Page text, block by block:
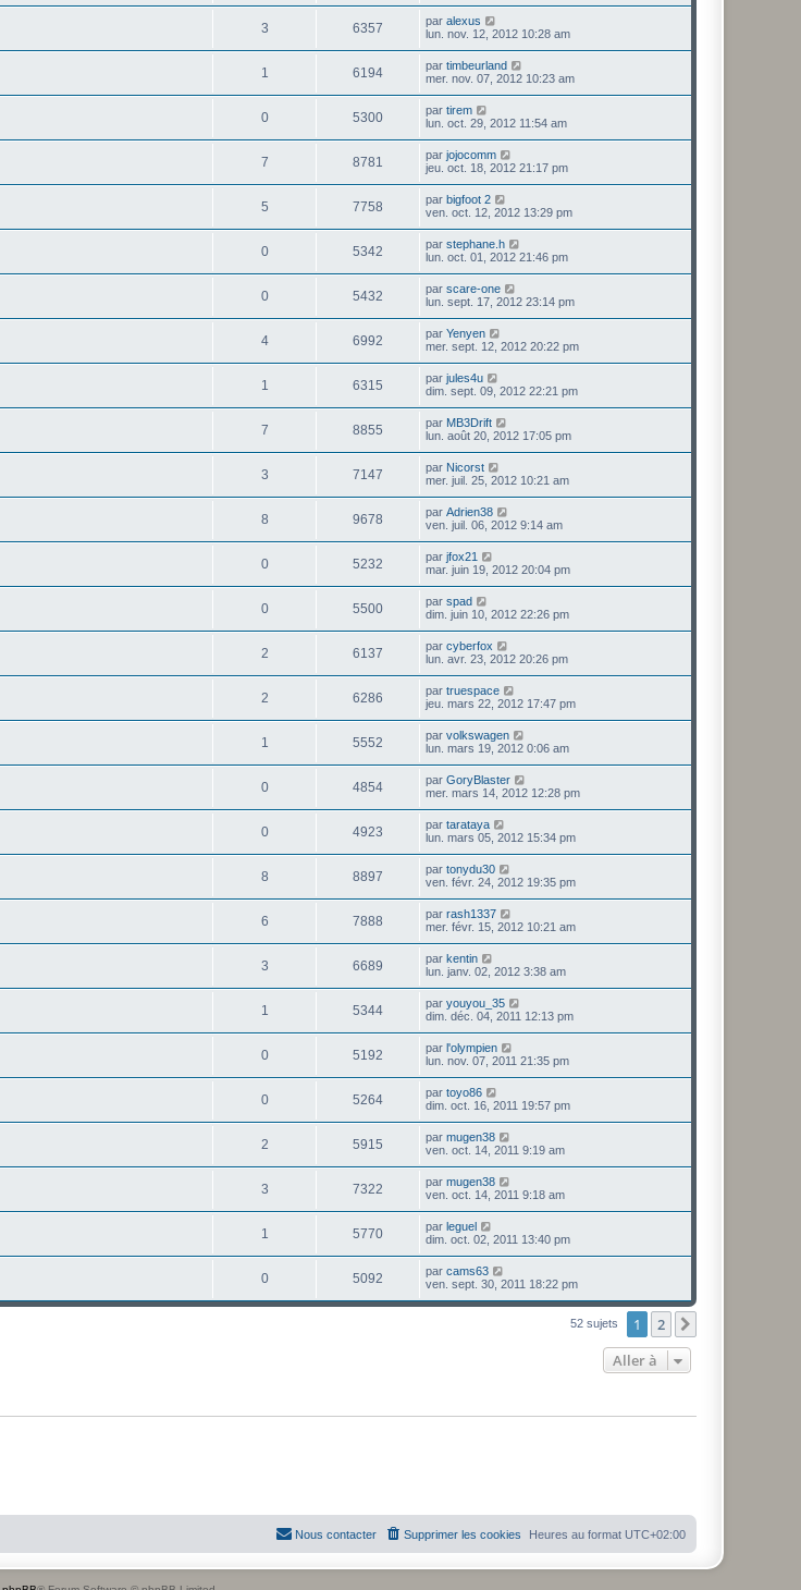
3 6357 par alexus
lun. nov. 12, 2012 10:28 am
1 6194 par timbeurland
mer. nov. 07, 2012 10:23 am
0 5300 par tirem
lun. oct. 29, 2012 11:54 am
7 8781 par jojocomm
jeu. oct. 18, 2012 21:17 pm
5 7758 par bigfoot 2
ven. oct. 12, 2012 13:29 pm
0 5342 par stephane.h
lun. oct. 01, 2012 21:46 pm
0 5432 par scare-one
lun. sept. 17, 2012 23:14 pm
4 6992 par Yenyen
mer. sept. 12, 2012 20:22 pm
1 6315 par jules4u
dim. sept. 09, 2012 22:21 pm
7 8855 par MB3Drift
lun. août 20, 2012 17:05 pm
3 7147 par Nicorst
mer. juil. 25, 2012 10:21 am
8 9678 par Adrien38
ven. juil. 06, 2012 9:14 am
0 5232 par jfox21
mar. juin 19, 2012 20:04 pm
0 5500 par spad
dim. juin 10, 2012 22:26 pm
2 6137 par cyberfox
lun. avr. 23, 2012 20:26 pm
2 6286 par truespace
jeu. mars 22, 2012 17:47 pm
1 5552 par volkswagen
lun. mars 19, 2012 0:06 am
0 4854 par GoryBlaster
mer. mars 14, 2012 12:28 pm
0 4923 par tarataya
lun. mars 05, 2012 15:34 pm
8 8897 par tonydu30
ven. févr. 24, 2012 19:35 pm
6 7888 par rash1337
mer. févr. 15, 2012 10:21 am
3 6689 par kentin
lun. janv. 02, 2012 3:38 am
1 5344 par youyou_35
dim. déc. 04, 2011 12:13 pm
0 5192 par l'olympien
lun. nov. 07, 2011 21:35 pm
0 5264 par toyo86
dim. oct. 16, 2011 19:57 pm
2 5915 par mugen38
ven. oct. 14, 2011 9:19 am
3 7322 par mugen38
ven. oct. 14, 2011 9:18 am
1 5770 par leguel
dim. oct. 02, 2011 13:40 pm
0 5092 par cams63
ven. sept. 30, 2011 18:22 pm
52 sujets 1 2
Aller à
Heures au format UTC+02:00
Supprimer les cookies
Nous contacter